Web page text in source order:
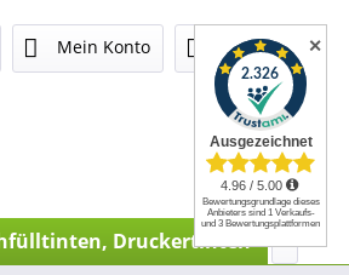
Mein Konto 0,00 €
Druckertinten Chip-

✕